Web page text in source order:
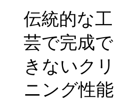
伝統的な工
芸で完成で
きないクリ
ニング性能